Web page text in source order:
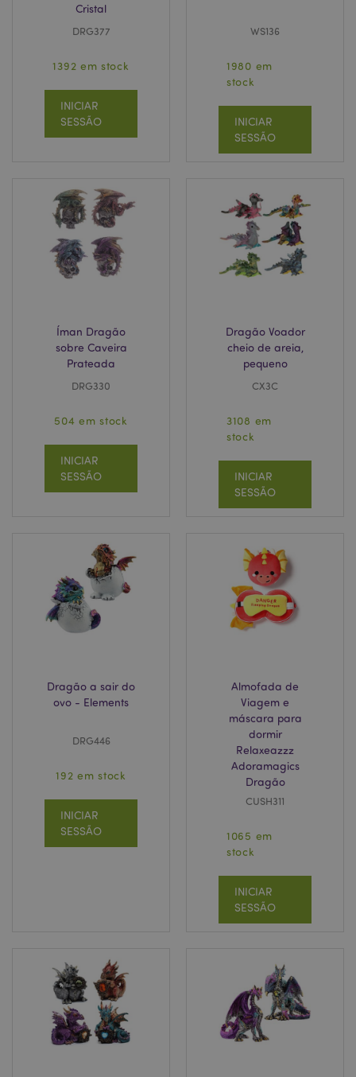
Cristal
DRG377
1392 em stock
INICIAR
SESSÃO
WS136
1980 em
stock
INICIAR
SESSÃO
Íman Dragão
sobre Caveira
Prateada
DRG330
504 em stock
INICIAR
SESSÃO
Dragão Voador
cheio de areia,
pequeno
CX3C
3108 em
stock
INICIAR
SESSÃO
Dragão a sair do
ovo - Elements
DRG446
192 em stock
INICIAR
SESSÃO
Almofada de
Viagem e
máscara para
dormir
Relaxeazzz
Adoramagics
Dragão
CUSH311
1065 em
stock
INICIAR
SESSÃO